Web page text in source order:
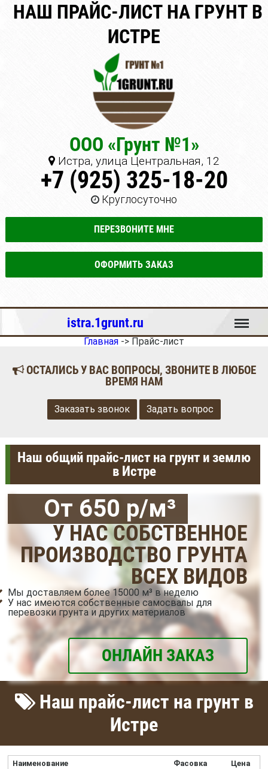
НАШ ПРАЙС-ЛИСТ НА ГРУНТ В
ИСТРЕ
ООО «Грунт №1»
Истра, улица Центральная, 12
+7 (925) 325-18-20
Круглосуточно
ПЕРЕЗВОНИТЕ МНЕ
ОФОРМИТЬ ЗАКАЗ
istra.1grunt.ru Меню
Главная -> Прайс-лист
ОСТАЛИСЬ У ВАС ВОПРОСЫ, ЗВОНИТЕ В ЛЮБОЕ
ВРЕМЯ НАМ
Заказать звонок Задать вопрос
Наш общий прайс-лист на грунт и землю
в Истре
От 650 р/м³
У НАС СОБСТВЕННОЕ
ПРОИЗВОДСТВО ГРУНТА
ВСЕХ ВИДОВ
Мы доставляем более 15000 м³ в неделю
У нас имеются собственные самосвалы для
перевозки грунта и других материалов
ОНЛАЙН ЗАКАЗ
Наш прайс-лист на грунт в
Истре
Наименование Фасовка Цена